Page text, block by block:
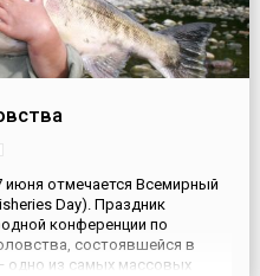
июня отмечается Всемирный
Day). Праздник
конференции по
состоявшейся в
одно из самых массовых